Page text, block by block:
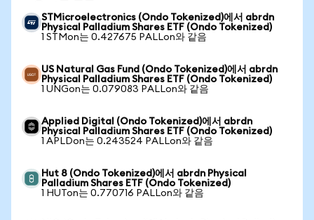
STMicroelectronics (Ondo Tokenized)에서 abrdn
Physical Palladium Shares ETF (Ondo Tokenized)
1 STMon는 0.427675 PALLon와 같음
US Natural Gas Fund (Ondo Tokenized)에서 abrdn
Physical Palladium Shares ETF (Ondo Tokenized)
1 UNGon는 0.079083 PALLon와 같음
Applied Digital (Ondo Tokenized)에서 abrdn
Physical Palladium Shares ETF (Ondo Tokenized)
1 APLDon는 0.243524 PALLon와 같음
Hut 8 (Ondo Tokenized)에서 abrdn Physical
Palladium Shares ETF (Ondo Tokenized)
1 HUTon는 0.770716 PALLon와 같음